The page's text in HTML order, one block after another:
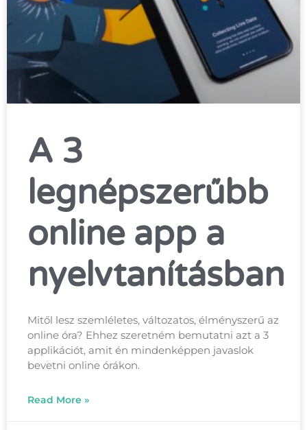
A 3
legnépszerűbb
online app a
nyelvtanításban
Mitől lesz szemléletes, változatos, élményszerű az
online óra? Ehhez szeretném bemutatni azt a 3
applikációt, amit én mindenképpen javaslok
bevetni online órákon.
Read More »